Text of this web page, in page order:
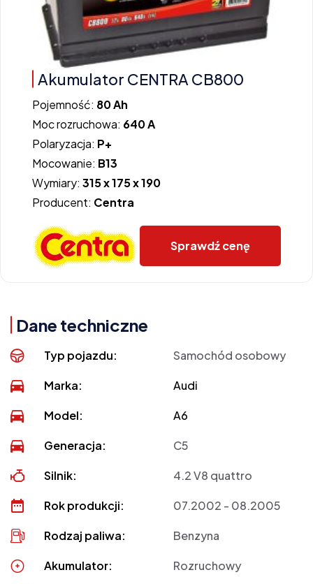
Akumulator CENTRA CB800
Pojemność: 80 Ah
Moc rozruchowa: 640 A
Polaryzacja: P+
Mocowanie: B13
Wymiary: 315 x 175 x 190
Producent: Centra
Sprawdź cenę
Dane techniczne
Typ pojazdu: Samochód osobowy
Marka: Audi
Model: A6
Generacja: C5
Silnik: 4.2 V8 quattro
Rok produkcji: 07.2002 - 08.2005
Rodzaj paliwa: Benzyna
Akumulator: Rozruchowy